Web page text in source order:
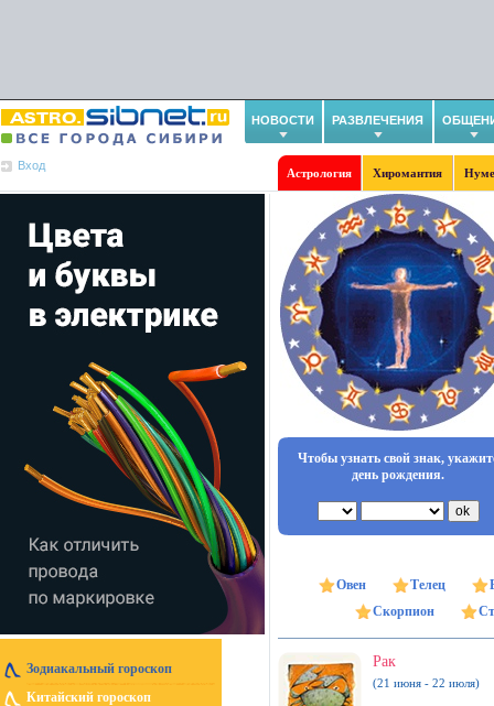
НОВОСТИ РАЗВЛЕЧЕНИЯ
Вход
Астрология Хиромантия
Зодиакальный гороскоп
Китайский гороскоп
Чтобы узнать свой знак,
день рождения.
Овен Телец
Скорпион
Рак
(21 июня - 22 июля)